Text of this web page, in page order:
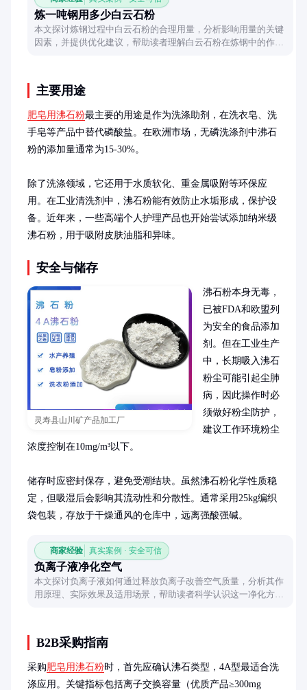
炼一吨钢用多少白云石粉
本文探讨炼钢过程中白云石粉的合理用量，分析影响用量的关键
因素，并提供优化建议，帮助读者理解白云石粉在炼钢中的作用
主要用途
肥皂用沸石粉最主要的用途是作为洗涤助剂，在洗衣皂、洗
手皂等产品中替代磷酸盐。在欧洲市场，无磷洗涤剂中沸石
粉的添加量通常为15-30%。
除了洗涤领域，它还用于水质软化、重金属吸附等环保应
用。在工业清洗剂中，沸石粉能有效防止水垢形成，保护设
备。近年来，一些高端个人护理产品也开始尝试添加纳米级
沸石粉，用于吸附皮肤油脂和异味。
安全与储存
灵寿县山川矿产品加工厂
沸石粉本身无毒，
已被FDA和欧盟列
为安全的食品添加
剂。但在工业生产
中，长期吸入沸石
粉尘可能引起尘肺
病，因此操作时必
须做好粉尘防护，
建议工作环境粉尘
浓度控制在10mg/m³以下。
储存时应密封保存，避免受潮结块。虽然沸石粉化学性质稳
定，但吸湿后会影响其流动性和分散性。通常采用25kg编织
袋包装，存放于干燥通风的仓库中，远离强酸强碱。
商家经验 真实案例 · 安全可信
负离子液净化空气
本文探讨负离子液如何通过释放负离子改善空气质量，分析其作
用原理、实际效果及适用场景，帮助读者科学认识这一净化方
B2B采购指南
采购肥皂用沸石粉时，首先应确认沸石类型，4A型最适合洗
涤应用。关键指标包括离子交换容量（优质产品≥300mg